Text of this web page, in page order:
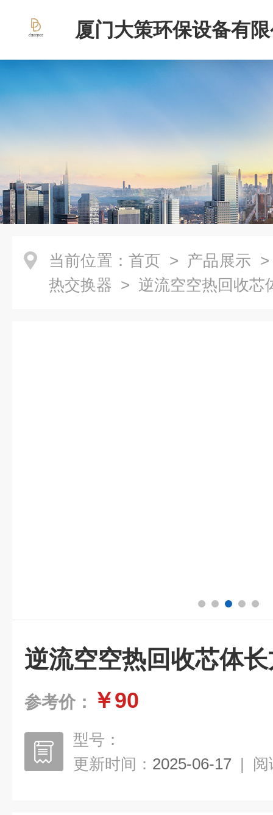
厦门大策环保设备有
当前位置： 首页 > 产品展示
热交换器 > 逆流空空热回收芯
逆流空空热回收芯体
参考价： ￥90
型号：
更新时间： 2025-06-17 | 阅